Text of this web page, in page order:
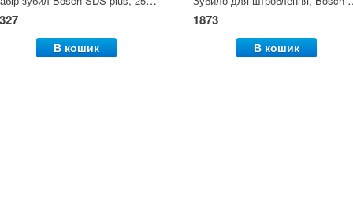
В кошик
1873
В кошик